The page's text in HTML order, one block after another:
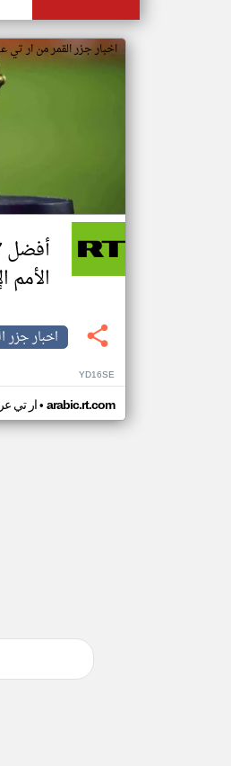
اخبار جزر القمر من ار تي
الأمم
اخبار جزر
YD16SE
ار تي• arabic.rt.com